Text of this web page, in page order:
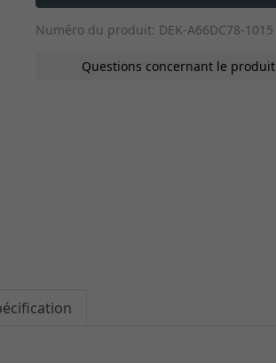
Numéro du produit: DEK-A66DC78-1015
Questions concernant le produit